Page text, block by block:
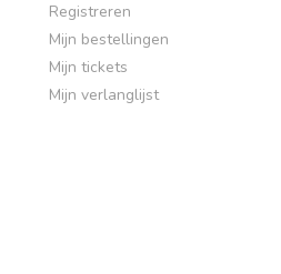
Registreren
Mijn bestellingen
Mijn tickets
Mijn verlanglijst